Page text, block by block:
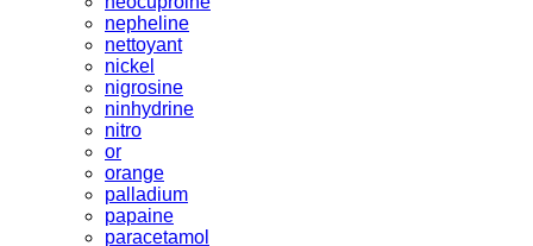
nepheline
nettoyant
nickel
nigrosine
ninhydrine
nitro
or
orange
palladium
papaine
paracetamol